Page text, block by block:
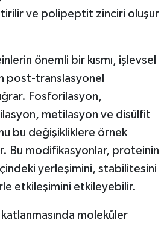
ve polipeptit zinciri oluşur
önemli bir kısmı, işlevsel
post-translasyonel
Fosforilasyon,
metilasyon ve disülfit
bu değişikliklere örnek
Bu modifikasyonlar, proteinin
yerleşimini, stabilitesini
etkileşimini etkileyebilir.
moleküler